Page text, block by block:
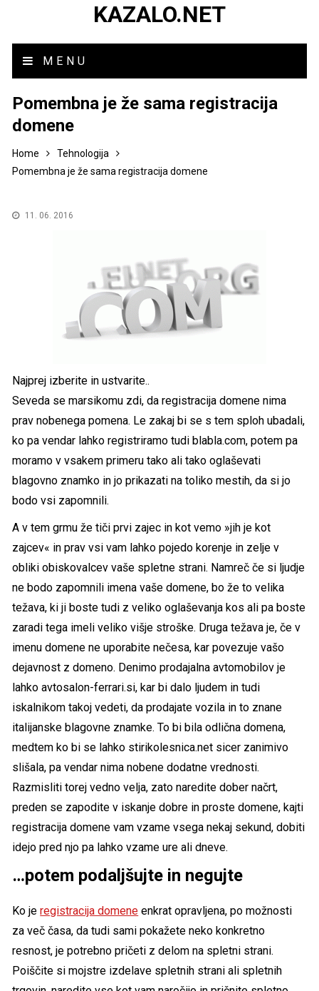
KAZALO.NET
MENU
Pomembna je že sama registracija
domene
Home
Tehnologija
Pomembna je že sama registracija domene
11. 06. 2016
Najprej izberite in ustvarite..
Seveda se marsikomu zdi, da registracija domene nima
prav nobenega pomena. Le zakaj bi se s tem sploh ubadali,
ko pa vendar lahko registriramo tudi blabla.com, potem pa
moramo v vsakem primeru tako ali tako oglaševati
blagovno znamko in jo prikazati na toliko mestih, da si jo
bodo vsi zapomnili.
A v tem grmu že tiči prvi zajec in kot vemo »jih je kot
zajcev« in prav vsi vam lahko pojedo korenje in zelje v
obliki obiskovalcev vaše spletne strani. Namreč če si ljudje
ne bodo zapomnili imena vaše domene, bo že to velika
težava, ki ji boste tudi z veliko oglaševanja kos ali pa boste
zaradi tega imeli veliko višje stroške. Druga težava je, če v
imenu domene ne uporabite nečesa, kar povezuje vašo
dejavnost z domeno. Denimo prodajalna avtomobilov je
lahko avtosalon-ferrari.si, kar bi dalo ljudem in tudi
iskalnikom takoj vedeti, da prodajate vozila in to znane
italijanske blagovne znamke. To bi bila odlična domena,
medtem ko bi se lahko stirikolesnica.net sicer zanimivo
slišala, pa vendar nima nobene dodatne vrednosti.
Razmisliti torej vedno velja, zato naredite dober načrt,
preden se zapodite v iskanje dobre in proste domene, kajti
registracija domene vam vzame vsega nekaj sekund, dobiti
idejo pred njo pa lahko vzame ure ali dneve.
…potem podaljšujte in negujte
Ko jeregistracija domene enkrat opravljena, po možnosti
za več časa, da tudi sami pokažete neko konkretno
resnost, je potrebno pričeti z delom na spletni strani.
Poiščite si mojstre izdelave spletnih strani ali spletnih